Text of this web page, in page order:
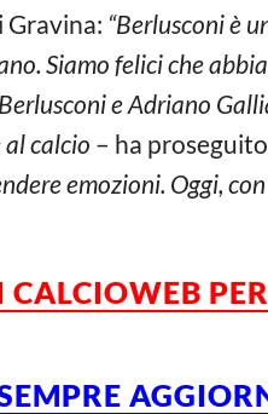
Gravina: “Berlusconi è
Siamo felici che
e Adriano
calcio – ha
emozioni. Oggi,
CALCIOWEB